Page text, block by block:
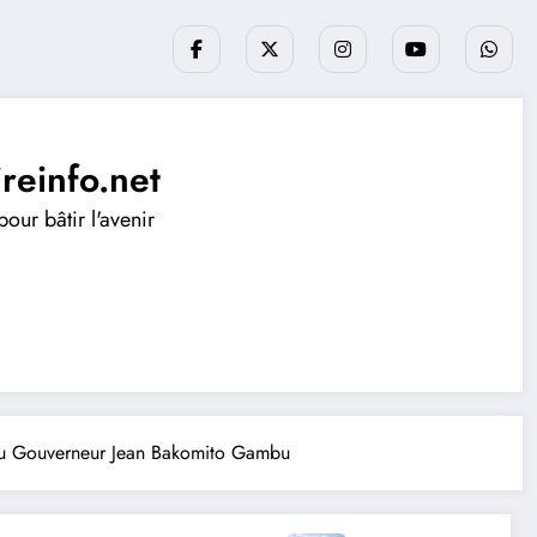
bâtir l'avenir
Jean Bakomito Gambu